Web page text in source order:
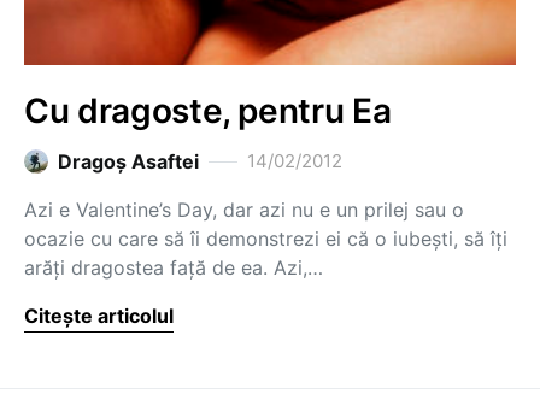
Cu dragoste, pentru Ea
Dragoş Asaftei 14/02/2012
Azi e Valentine’s Day, dar azi nu e un prilej sau o
ocazie cu care să îi demonstrezi ei că o iubești, să îți
arăți dragostea față de ea. Azi,…
Citește articolul